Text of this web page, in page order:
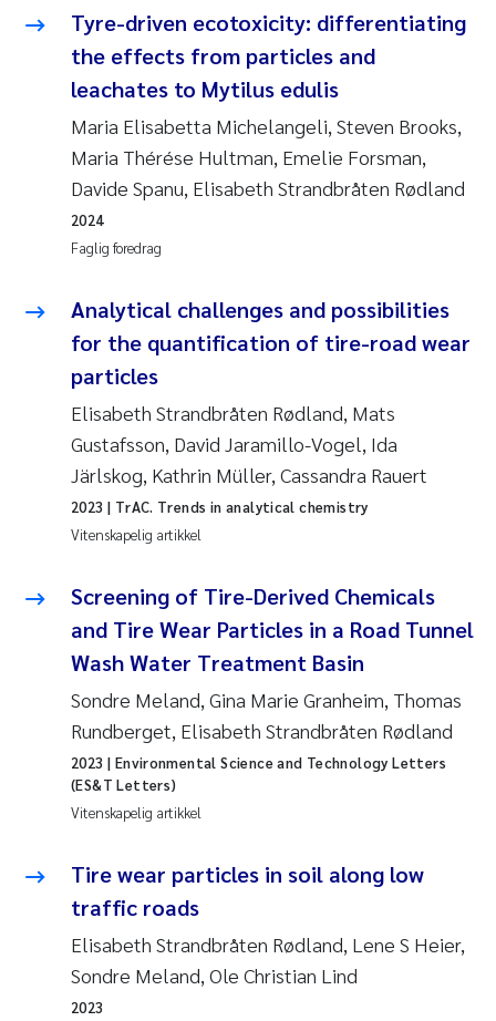
Tyre-driven ecotoxicity: differentiating
the effects from particles and
leachates to Mytilus edulis
Maria Elisabetta Michelangeli, Steven Brooks,
Maria Thérése Hultman, Emelie Forsman,
Davide Spanu, Elisabeth Strandbråten Rødland
Faglig foredrag
2024
Analytical challenges and possibilities
for the quantification of tire-road wear
particles
Elisabeth Strandbråten Rødland, Mats
Gustafsson, David Jaramillo-Vogel, Ida
Järlskog, Kathrin Müller, Cassandra Rauert
Vitenskapelig artikkel
2023 | TrAC. Trends in analytical chemistry
Screening of Tire-Derived Chemicals
and Tire Wear Particles in a Road Tunnel
Wash Water Treatment Basin
Sondre Meland, Gina Marie Granheim, Thomas
Rundberget, Elisabeth Strandbråten Rødland
Vitenskapelig artikkel
2023 | Environmental Science and Technology Letters
(ES&T Letters)
Tire wear particles in soil along low
traffic roads
Elisabeth Strandbråten Rødland, Lene S Heier,
Sondre Meland, Ole Christian Lind
2023